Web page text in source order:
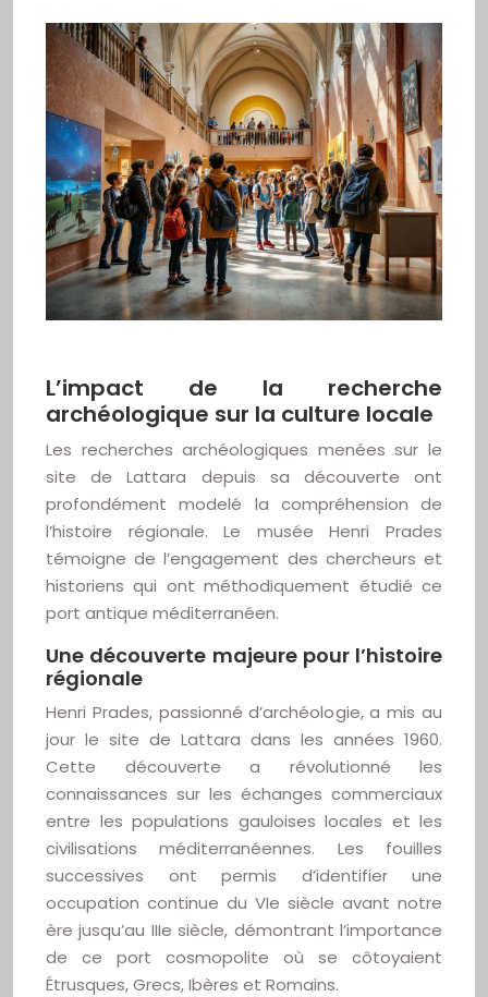
L’impact de la recherche
archéologique sur la culture locale
Les recherches archéologiques menées sur le
site de Lattara depuis sa découverte ont
profondément modelé la compréhension de
l’histoire régionale. Le musée Henri Prades
témoigne de l’engagement des chercheurs et
historiens qui ont méthodiquement étudié ce
port antique méditerranéen.
Une découverte majeure pour l’histoire
régionale
Henri Prades, passionné d’archéologie, a mis au
jour le site de Lattara dans les années 1960.
Cette découverte a révolutionné les
connaissances sur les échanges commerciaux
entre les populations gauloises locales et les
civilisations méditerranéennes. Les fouilles
successives ont permis d’identifier une
occupation continue du VIe siècle avant notre
ère jusqu’au IIIe siècle, démontrant l’importance
de ce port cosmopolite où se côtoyaient
Étrusques, Grecs, Ibères et Romains.